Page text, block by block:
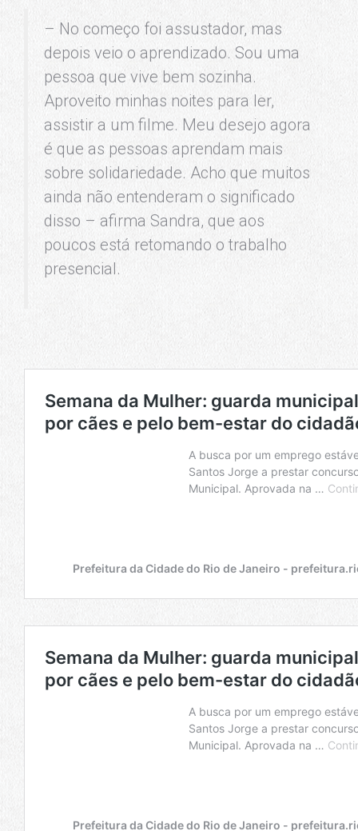
– No começo foi assustador, mas
depois veio o aprendizado. Sou uma
pessoa que vive bem sozinha.
Aproveito minhas noites para ler,
assistir a um filme. Meu desejo agora
é que as pessoas aprendam mais
sobre solidariedade. Acho que muitos
ainda não entenderam o significado
disso – afirma Sandra, que aos
poucos está retomando o trabalho
presencial.